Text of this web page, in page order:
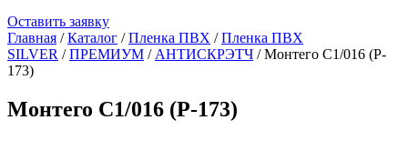
Оставить заявку
Главная /Каталог /Пленка ПВХ /Пленка ПВХ
SILVER /ПРЕМИУМ / АНТИСКРЭТЧ /Монтего С1/016 (P-
173)
Монтего С1/016 (P-173)